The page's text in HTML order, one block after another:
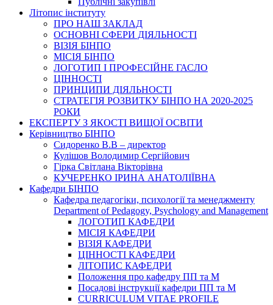
Літопис інституту
ПРО НАШ ЗАКЛАД
ОСНОВНІ СФЕРИ ДІЯЛЬНОСТІ
ВІЗІЯ БІНПО
МІСІЯ БІНПО
ЛОГОТИП І ПРОФЕСІЙНЕ ГАСЛО
ЦІННОСТІ
ПРИНЦИПИ ДІЯЛЬНОСТІ
СТРАТЕГІЯ РОЗВИТКУ БІНПО НА 2020-2025
РОКИ
ЕКСПЕРТУ З ЯКОСТІ ВИЩОЇ ОСВІТИ
Керівництво БІНПО
Сидоренко В.В – директор
Кулішов Володимир Сергійович
Гірка Світлана Вікторівна
КУЧЕРЕНКО ІРИНА АНАТОЛІЇВНА
Кафедри БІНПО
Кафедра педагогіки, психології та менеджменту
Department of Pedagogy, Psychology and Management
ЛОГОТИП КАФЕДРИ
МІСІЯ КАФЕДРИ
ВІЗІЯ КАФЕДРИ
ЦІННОСТІ КАФЕДРИ
ЛІТОПИС КАФЕДРИ
Положення про кафедру ПП та М
Посадові інструкції кафедри ПП та М
CURRICULUM VITAE PROFILE